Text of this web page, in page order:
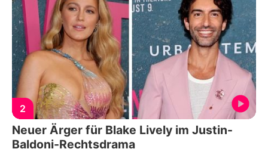
2
Neuer Ärger für Blake Lively im Justin-
Baldoni-Rechtsdrama